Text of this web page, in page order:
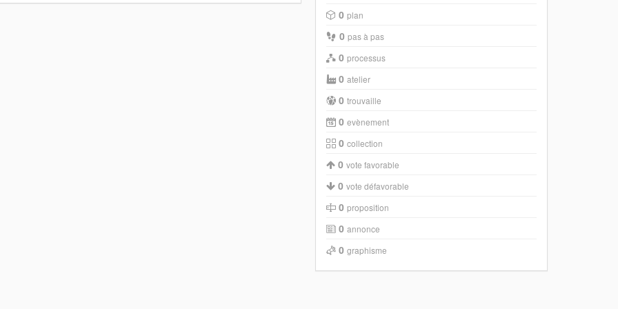
0 plan
0 pas à pas
0 processus
0 atelier
0 trouvaille
0 evènement
0 collection
0 vote favorable
0 vote défavorable
0 proposition
0 annonce
0 graphisme